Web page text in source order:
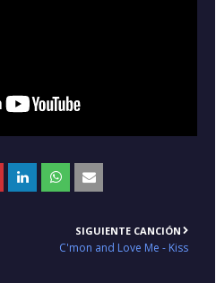
SIGUIENTE CANCIÓN
C'mon and Love Me - Kiss